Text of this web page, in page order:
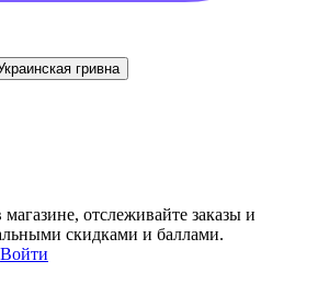
гривна
магазине, отслеживайте заказы и
скидками и баллами.
Войти